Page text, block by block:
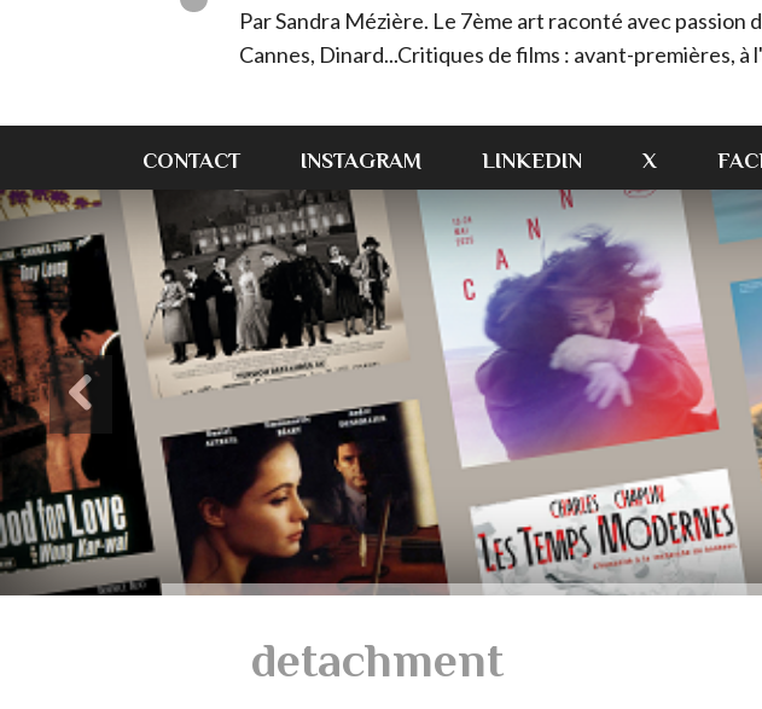
Par Sandra Mézière. Le 7ème art raconté avec
Cannes, Dinard...Critiques de films : avant-premières,
CONTACT INSTAGRAM LINKEDIN X
detachment